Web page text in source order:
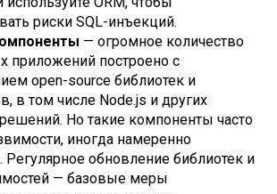
риски SQL-инъекций.
— огромное количество
приложений построено с
open-source библиотек и
в том числе Node.js и других
Но такие компоненты часто
иногда намеренно
обновление библиотек и
— базовые меры